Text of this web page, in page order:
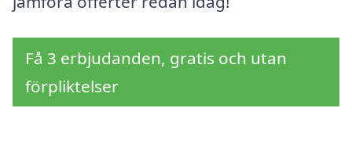
Få 3 erbjudanden, gratis och utan
förpliktelser